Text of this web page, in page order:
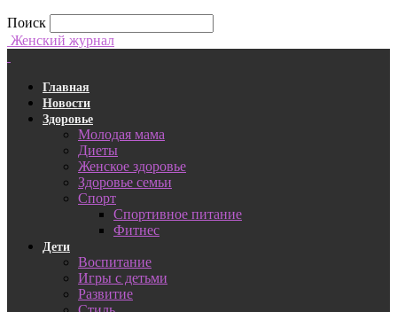
Поиск
Женский журнал
Главная
Новости
Здоровье
Молодая мама
Диеты
Женское здоровье
Здоровье семьи
Спорт
Спортивное питание
Фитнес
Дети
Воспитание
Игры с детьми
Развитие